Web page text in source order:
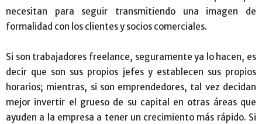
necesitan para seguir transmitiendo una imagen de
formalidad con los clientes y socios comerciales.
Si son trabajadores freelance, seguramente ya lo hacen, es
decir que son sus propios jefes y establecen sus propios
horarios; mientras, si son emprendedores, tal vez decidan
mejor invertir el grueso de su capital en otras áreas que
ayuden a la empresa a tener un crecimiento más rápido. Si